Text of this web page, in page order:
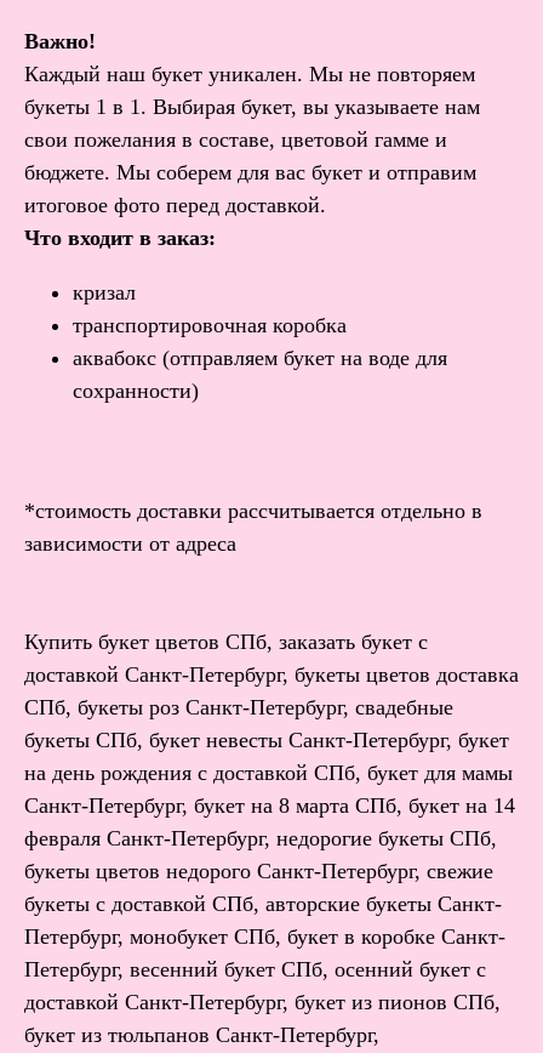
Важно!
Каждый наш букет уникален. Мы не повторяем
букеты 1 в 1. Выбирая букет, вы указываете нам
свои пожелания в составе, цветовой гамме и
бюджете. Мы соберем для вас букет и отправим
итоговое фото перед доставкой.
Что входит в заказ:
кризал
транспортировочная коробка
аквабокс (отправляем букет на воде для
сохранности)
*стоимость доставки рассчитывается отдельно в
зависимости от адреса
Купить букет цветов СПб, заказать букет с
доставкой Санкт-Петербург, букеты цветов доставка
СПб, букеты роз Санкт-Петербург, свадебные
букеты СПб, букет невесты Санкт-Петербург, букет
на день рождения с доставкой СПб, букет для мамы
Санкт-Петербург, букет на 8 марта СПб, букет на 14
февраля Санкт-Петербург, недорогие букеты СПб,
букеты цветов недорого Санкт-Петербург, свежие
букеты с доставкой СПб, авторские букеты Санкт-
Петербург, монобукет СПб, букет в коробке Санкт-
Петербург, весенний букет СПб, осенний букет с
доставкой Санкт-Петербург, букет из пионов СПб,
букет из тюльпанов Санкт-Петербург,